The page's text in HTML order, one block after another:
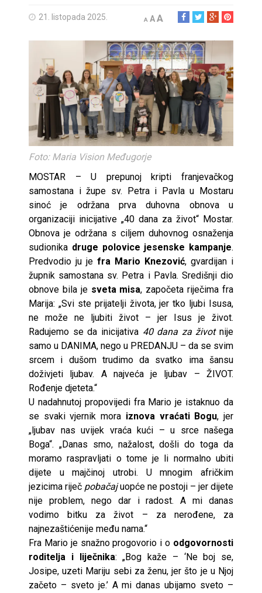
21. listopada 2025. A AA
Foto: Maria Vision Međugorje
MOSTAR – U prepunoj kripti franjevačkog
samostana i župe sv. Petra i Pavla u Mostaru
sinoć je održana prva duhovna obnova u
organizaciji inicijative „40 dana za život“ Mostar.
Obnova je održana s ciljem duhovnog osnaženja
sudionika druge polovice jesenske kampanje.
Predvodio ju je fra Mario Knezović, gvardijan i
župnik samostana sv. Petra i Pavla. Središnji dio
obnove bila je sveta misa, započeta riječima fra
Marija: „Svi ste prijatelji života, jer tko ljubi Isusa,
ne može ne ljubiti život – jer Isus je život.
Radujemo se da inicijativa 40 dana za životnije
samo u DANIMA, nego u PREDANJU – da se svim
srcem i dušom trudimo da svatko ima šansu
doživjeti ljubav. A najveća je ljubav – ŽIVOT.
Rođenje djeteta.“
U nadahnutoj propovijedi fra Mario je istaknuo da
se svaki vjernik mora iznova vraćati Bogu, jer
„ljubav nas uvijek vraća kući – u srce našega
Boga“. „Danas smo, nažalost, došli do toga da
moramo raspravljati o tome je li normalno ubiti
dijete u majčinoj utrobi. U mnogim afričkim
jezicima riječ pobačajuopće ne postoji – jer dijete
nije problem, nego dar i radost. A mi danas
vodimo bitku za život – za nerođene, za
najnezaštićenije među nama.“
Fra Mario je snažno progovorio i o odgovornosti
roditelja i liječnika: „Bog kaže – ‘Ne boj se,
Josipe, uzeti Mariju sebi za ženu, jer što je u Njoj
začeto – sveto je.’ A mi danas ubijamo sveto –